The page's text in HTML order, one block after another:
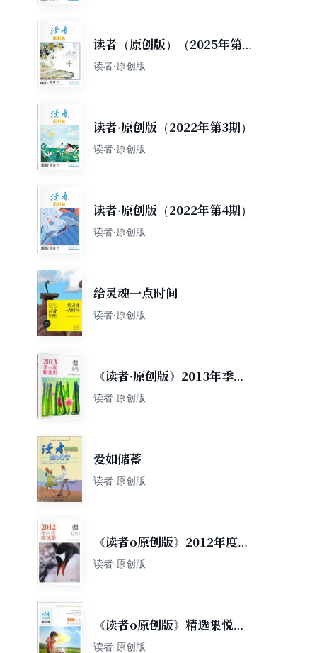
读者（原创版）（2025年第3
期）
读者·原创版
读者·原创版（2022年第3期）
读者·原创版
读者·原创版（2022年第4期）
读者·原创版
给灵魂一点时间
读者·原创版
《读者·原创版》2013年季度
精选集-春季卷
读者·原创版
爱如储蓄
读者·原创版
《读者o原创版》2012年度精
选集
读者·原创版
《读者o原创版》精选集悦读
志第1辑
读者·原创版